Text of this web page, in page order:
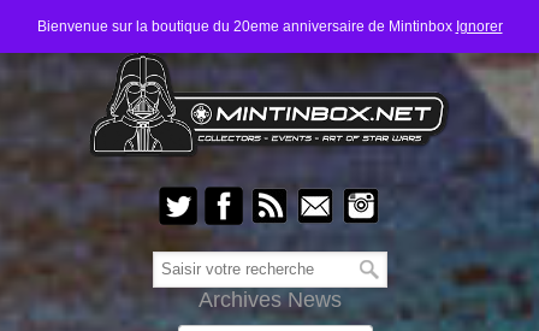
Bienvenue sur la boutique du 20eme anniversaire de Mintinbox Ignorer
Archives News